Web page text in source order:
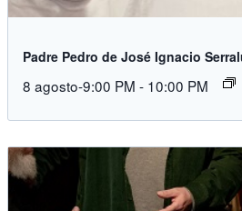
Padre Pedro de José Ignacio
8 agosto-9:00 PM - 10:00 PM